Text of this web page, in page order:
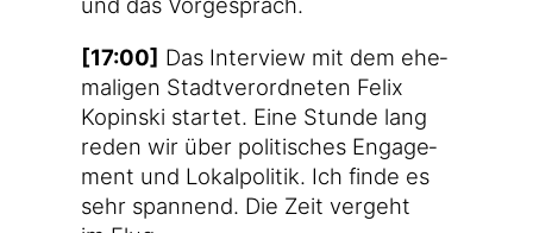
[17:00] Das Inter­view mit dem ehe­
ma­li­gen Stadt­ver­ord­ne­ten Felix
Kopin­ski star­tet. Eine Stun­de lang
reden wir über poli­ti­sches Enga­ge­
ment und Lokal­po­li­tik. Ich fin­de es
sehr span­nend. Die Zeit ver­geht